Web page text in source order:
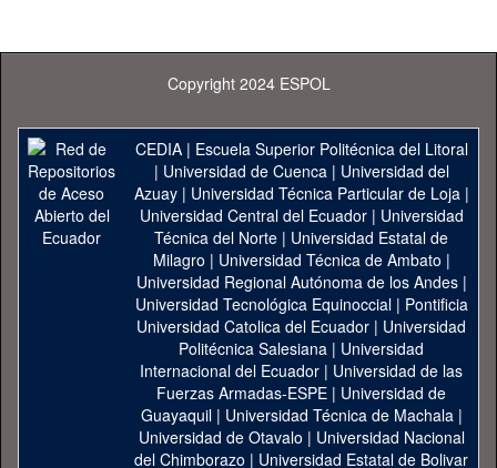
Copyright 2024 ESPOL
CEDIA| Escuela Superior Politécnica del Litoral
| Universidad de Cuenca| Universidad del
Azuay| Universidad Técnica Particular de Loja|
Universidad Central del Ecuador| Universidad
Técnica del Norte | Universidad Estatal de
Milagro | Universidad Técnica de Ambato |
Universidad Regional Autónoma de los Andes|
Universidad Tecnológica Equinoccial| Pontificia
Universidad Catolica del Ecuador | Universidad
Politécnica Salesiana | Universidad
Internacional del Ecuador | Universidad de las
Fuerzas Armadas-ESPE | Universidad de
Guayaquil| Universidad Técnica de Machala|
Universidad de Otavalo | Universidad Nacional
del Chimborazo | Universidad Estatal de Bolivar